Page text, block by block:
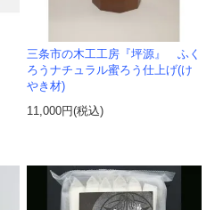
三条市の木工工房『坪源』 ふく
ろうナチュラル蜜ろう仕上げ(け
やき材)
11,000円(税込)